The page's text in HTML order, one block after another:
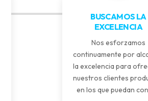
BUSCAMOS LA
EXCELENCIA
Nos esforzamos
continuamente por
la excelencia para
nuestros clientes
en los que puedan